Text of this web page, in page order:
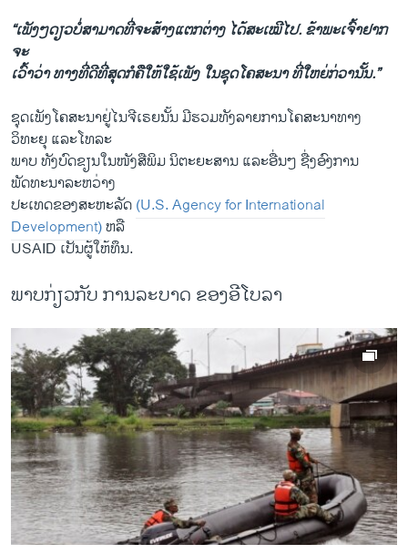
“​ເພັງໆ​ດຽວ​ບໍ່​ສາມາດ​ທີ່​ຈະ​ສ້າງ​ແຕກ​ຕ່າງ ​ໄດ້​ສະ​ເໝີ​ໄປ. ຂ້າພະ​ເຈົ້າ​ຢາກ​
ຈະ​
ເວົ້າ​ວ່າ ທາງ​ທີ່​ດີ​ທີ່​ສຸດ​ກໍ​ຄື​ໃຫ້​ໃຊ້​ເພັງ ​ໃນ​ຊຸດໂຄ​ສະ​ນາ ທີ່ໃຫຍ່​ກ່ວາ​ນັ້ນ.”
ຊຸດເພັງ​ໂຄສະນາ​ຢູ່​ໄນ​ຈີ​ເຣຍນັ້ນ ມີ​ຮວມທັງ​ລາຍການ​ໂຄສະນາ​ທາງ​
ວິທະຍຸ ​ແລະ​ໂທລະ
ພາບ ທັງ​ບົດ​ຂຽນ​ໃນໜັງສືພິມ ນິຕະຍະ​ສານ ​ແລະ​ອື່ນໆ ຊື່​ງອົງການ
ພັດທະນາ​ລະຫວ່າງ
ປະ​ເທດ​ຂອງ​ສະຫະລັດ(U.S. Agency for International
Development)ຫລື
USAID ​ເປັນ​ຜູ້​ໃຫ້​ທຶນ.
ພາບກ່ຽວກັບ ການລະບາດ ຂອງອີໂບລາ